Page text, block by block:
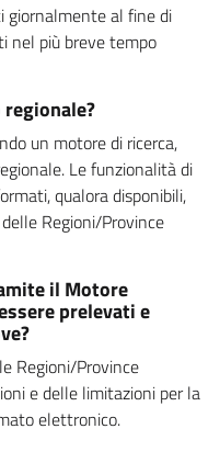
giornalmente al fine di
nel più breve tempo
un motore di ricerca,
Le funzionalità di
qualora disponibili,
Regioni/Province
il Motore
prelevati e
Regioni/Province
e delle limitazioni per la
elettronico.